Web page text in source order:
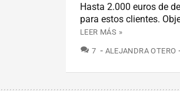
Hasta 2.000 euros de
para estos clientes.
LEER MÁS »
7 COMENTARIOS
ALEJANDRA OTERO